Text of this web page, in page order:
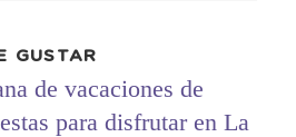
GUSTAR
de vacaciones de
para disfrutar en La